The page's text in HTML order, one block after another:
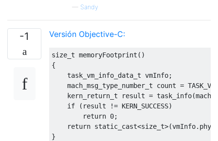
— Sandy
-1 Versión Objective-C:
size_t memoryFootprint ()
{
task_vm_info_data_t vmInfo;
mach_msg_type_number_t count =
kern_return_t result = task_info(
if
( result != KERN_SUCCESS)
return 0;
return static_cast<size_t>(vmInfo.
}